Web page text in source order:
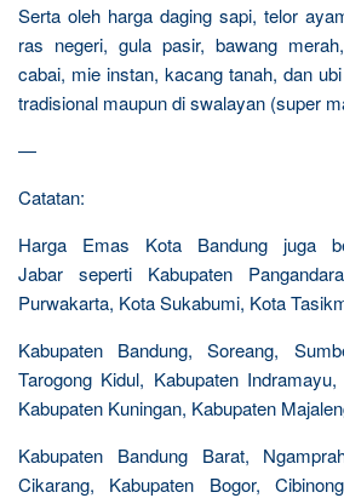
Serta oleh harga daging sapi, telor
ras negeri, gula pasir, bawang
cabai, mie instan, kacang tanah, dan
tradisional maupun di swalayan (super
—
Catatan:
Harga Emas Kota Bandung juga
Jabar seperti Kabupaten
Purwakarta, Kota Sukabumi, Kota
Kabupaten Bandung, Soreang,
Tarogong Kidul, Kabupaten
Kabupaten Kuningan, Kabupaten
Kabupaten Bandung Barat,
Cikarang, Kabupaten Bogor,